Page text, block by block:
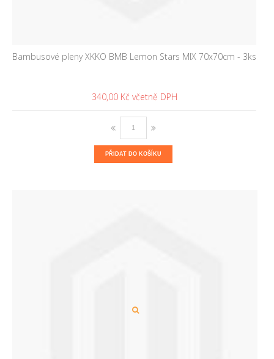
Bambusové pleny XKKO BMB Lemon Stars MIX 70x70cm - 3ks
340,00 Kč
PŘIDAT DO KOŠÍKU